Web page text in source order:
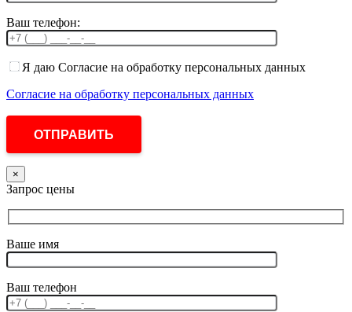
Ваш телефон:
Я даю Согласие на обработку персональных данных
Согласие на обработку персональных данных
×
Запрос цены
Ваше имя
Ваш телефон